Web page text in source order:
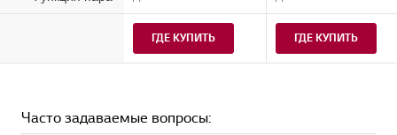
ГДЕ КУПИТЬ ГДЕ КУПИТЬ
Часто задаваемые вопросы: